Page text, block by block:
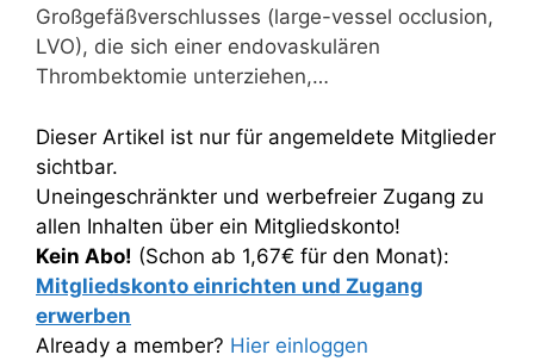
Großgefäßverschlusses (large-vessel occlusion,
LVO), die sich einer endovaskulären
Thrombektomie unterziehen,…
Dieser Artikel ist nur für angemeldete Mitglieder
sichtbar.
Uneingeschränkter und werbefreier Zugang zu
allen Inhalten über ein Mitgliedskonto!
Kein Abo! (Schon ab 1,67€ für den Monat):
Mitgliedskonto einrichten und Zugang
erwerben
Already a member? Hier einloggen